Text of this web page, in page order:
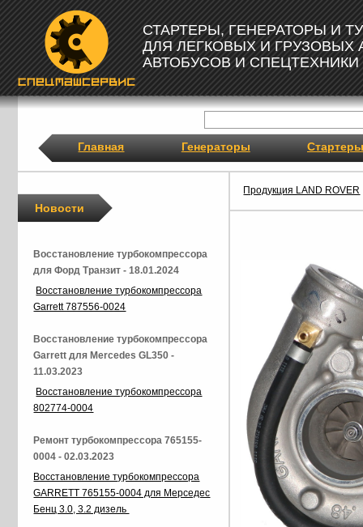
СТАРТЕРЫ, ГЕНЕРАТОРЫ И
ДЛЯ ЛЕГКОВЫХ И ГРУЗОВЫХ
АВТОБУСОВ И СПЕЦТЕХНИКИ
Главная Генераторы Стартеры
Продукция LAND ROVER
Новости
Восстановление турбокомпрессора
для Форд Транзит - 18.01.2024
Восстановление турбокомпрессора
Garrett 787556-0024
Восстановление турбокомпрессора
Garrett для Mercedes GL350 -
11.03.2023
Восстановление турбокомпрессора
802774-0004
Ремонт турбокомпрессора 765155-
0004 - 02.03.2023
Восстановление турбокомпрессора
GARRETT 765155-0004 для Мерседес
Бенц 3.0, 3.2 дизель